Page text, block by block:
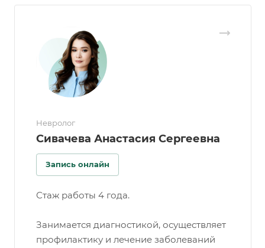
Невролог
Сивачева Анастасия Сергеевна
Запись онлайн
Стаж работы 4 года.
Занимается диагностикой, осуществляет
профилактику и лечение заболеваний